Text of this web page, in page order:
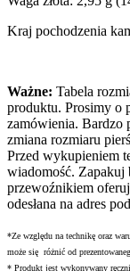
Kraj pochodzenia
Ważne: Tabela
produktu. Prosimy o
zamówienia. Bardzo
zmiana rozmiaru
Przed wykupieniem
wiadomość. Zapakuj
przewoźnikiem
odesłana na adres
*Ze względu na technikę oraz
może się różnić od
* Produkt jest wykonywany